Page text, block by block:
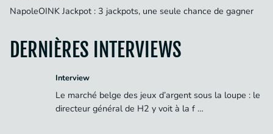
NapoleOINK Jackpot : 3 jackpots, une seule chance de gagner
DERNIÈRES INTERVIEWS
Interview
Le marché belge des jeux d’argent sous la loupe : le
directeur général de H2 y voit à la f …